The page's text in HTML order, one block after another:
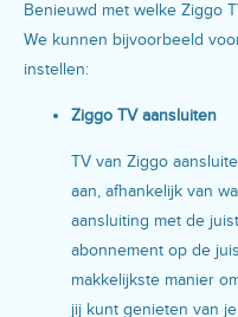
Benieuwd met welke Ziggo
We kunnen bijvoorbeeld
instellen:
Ziggo TV aansluiten
TV van Ziggo
aan, afhankelijk van
aansluiting met de
abonnement op de
makkelijkste manier
jij kunt genieten van